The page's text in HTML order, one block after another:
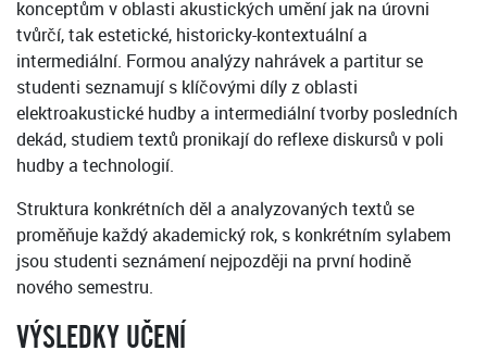
konceptům v oblasti akustických umění jak na úrovni
tvůrčí, tak estetické, historicky-kontextuální a
intermediální. Formou analýzy nahrávek a partitur se
studenti seznamují s klíčovými díly z oblasti
elektroakustické hudby a intermediální tvorby posledních
dekád, studiem textů pronikají do reflexe diskursů v poli
hudby a technologií.
Struktura konkrétních děl a analyzovaných textů se
proměňuje každý akademický rok, s konkrétním sylabem
jsou studenti seznámení nejpozději na první hodině
nového semestru.
VÝSLEDKY UČENÍ